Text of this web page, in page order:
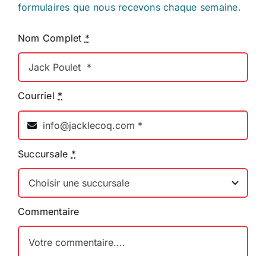
formulaires que nous recevons chaque semaine.
Nom Complet *
Courriel *
Succursale *
Commentaire